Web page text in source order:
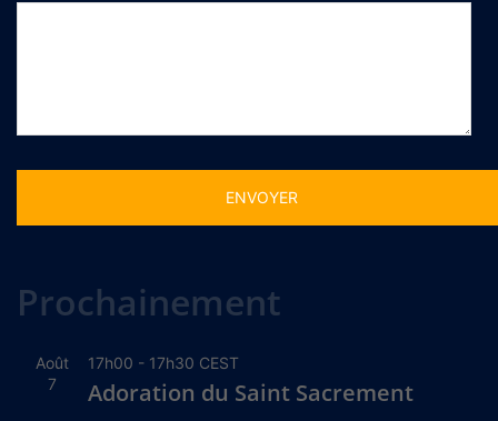
Prochainement
Août
7
17h00 - 17h30 CEST
Adoration du Saint Sacrement